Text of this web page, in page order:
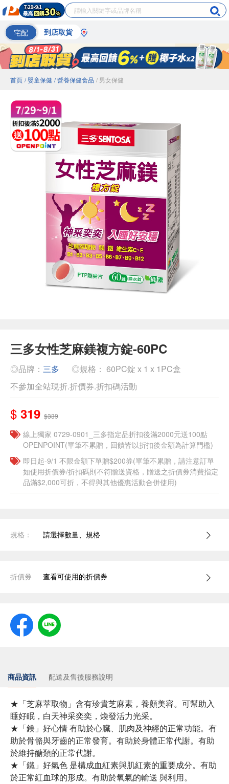
宅配 到店取貨
首頁 / 嬰童保健 / 營養保健食品 / 男女保健
三多女性芝麻鎂複方錠-60PC
◎品牌： 三多
◎規格： 60PC錠 x 1 x 1PC盒
不參加全站現折.折價券.折扣碼活動
$ 319 $339
線上獨家 0729-0901_三多指定品折扣後滿2000元送100點
OPENPOINT(單筆不累贈，回饋皆以折扣後金額為計算門檻)
即日起-9/1 不限金額下單贈$200券(單筆不累贈，請注意訂單
如使用折價券/折扣碼則不符贈送資格，贈送之折價券消費指定
品滿$2,000可折，不得與其他優惠活動合併使用)
規格： 請選擇數量、規格
折價券 查看可使用的折價券
商品資訊 配送及售後服務說明
★「芝麻萃取物」含有珍貴芝麻素，養顏美容。可幫助入
睡好眠，白天神采奕奕，煥發活力光采。
★「鎂」好心情 有助於心臟、肌肉及神經的正常功能。有
助於骨骼與牙齒的正常發育。有助於身體正常代謝。有助
於維持醣類的正常代謝。
★「鐵」好氣色 是構成血紅素與肌紅素的重要成分。有助
於正常紅血球的形成。有助於氧氣的輸送 與利用。